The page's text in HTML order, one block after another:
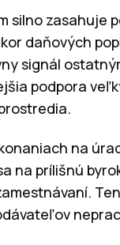
silno zasahuje
daňových
signál
podpora
na
na prílišnú